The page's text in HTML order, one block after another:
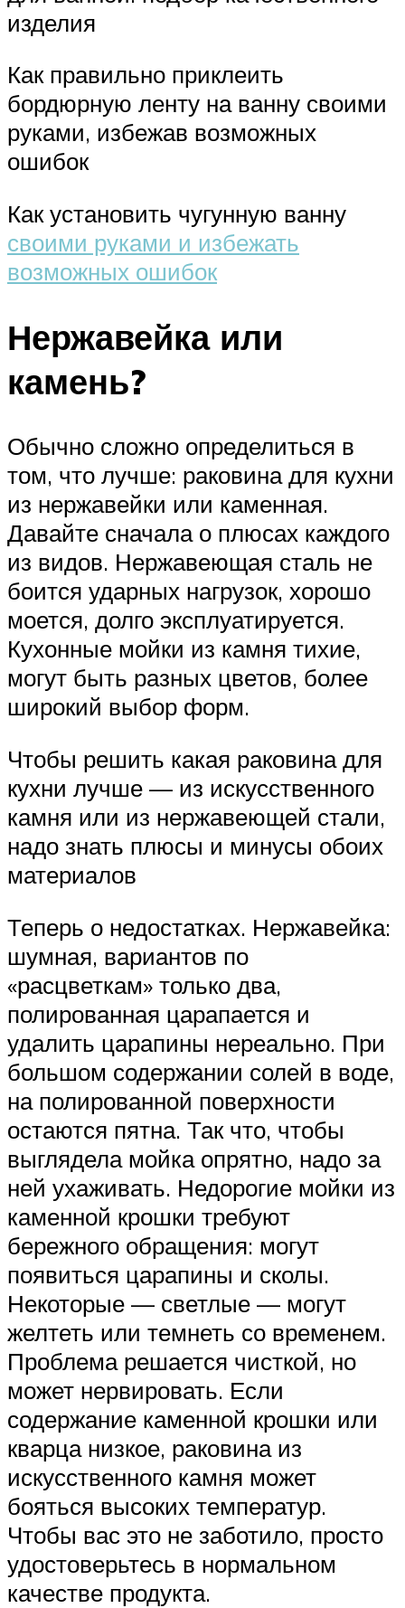
изделия
Как правильно приклеить
бордюрную ленту на ванну своими
руками, избежав возможных
ошибок
Как установить чугунную ванну
своими руками и избежать
возможных ошибок
Нержавейка или
камень?
Обычно сложно определиться в
том, что лучше: раковина для кухни
из нержавейки или каменная.
Давайте сначала о плюсах каждого
из видов. Нержавеющая сталь не
боится ударных нагрузок, хорошо
моется, долго эксплуатируется.
Кухонные мойки из камня тихие,
могут быть разных цветов, более
широкий выбор форм.
Чтобы решить какая раковина для
кухни лучше — из искусственного
камня или из нержавеющей стали,
надо знать плюсы и минусы обоих
материалов
Теперь о недостатках. Нержавейка:
шумная, вариантов по
«расцветкам» только два,
полированная царапается и
удалить царапины нереально. При
большом содержании солей в воде,
на полированной поверхности
остаются пятна. Так что, чтобы
выглядела мойка опрятно, надо за
ней ухаживать. Недорогие мойки из
каменной крошки требуют
бережного обращения: могут
появиться царапины и сколы.
Некоторые — светлые — могут
желтеть или темнеть со временем.
Проблема решается чисткой, но
может нервировать. Если
содержание каменной крошки или
кварца низкое, раковина из
искусственного камня может
бояться высоких температур.
Чтобы вас это не заботило, просто
удостоверьтесь в нормальном
качестве продукта.